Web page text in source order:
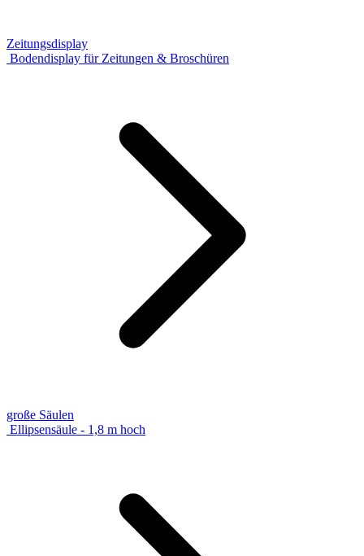
Zeitungsdisplay
Bodendisplay für Zeitungen & Broschüren
große Säulen
Ellipsensäule - 1,8 m hoch